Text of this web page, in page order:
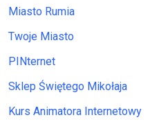
Miasto Rumia
Twoje Miasto
PINternet
Sklep Świętego Mikołaja
Kurs Animatora Internetowy